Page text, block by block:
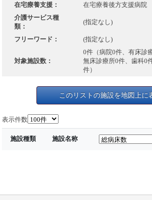
在宅療養支援：
在宅療養後方支援病院
介護サービス種
類：
(指定なし)
フリーワード： (指定なし)
対象施設数：
0件（病院0件、有床診
無床診療所0件、歯科0
件）
このリストの施設を地図上に
表示件数
施設種類 施設名称